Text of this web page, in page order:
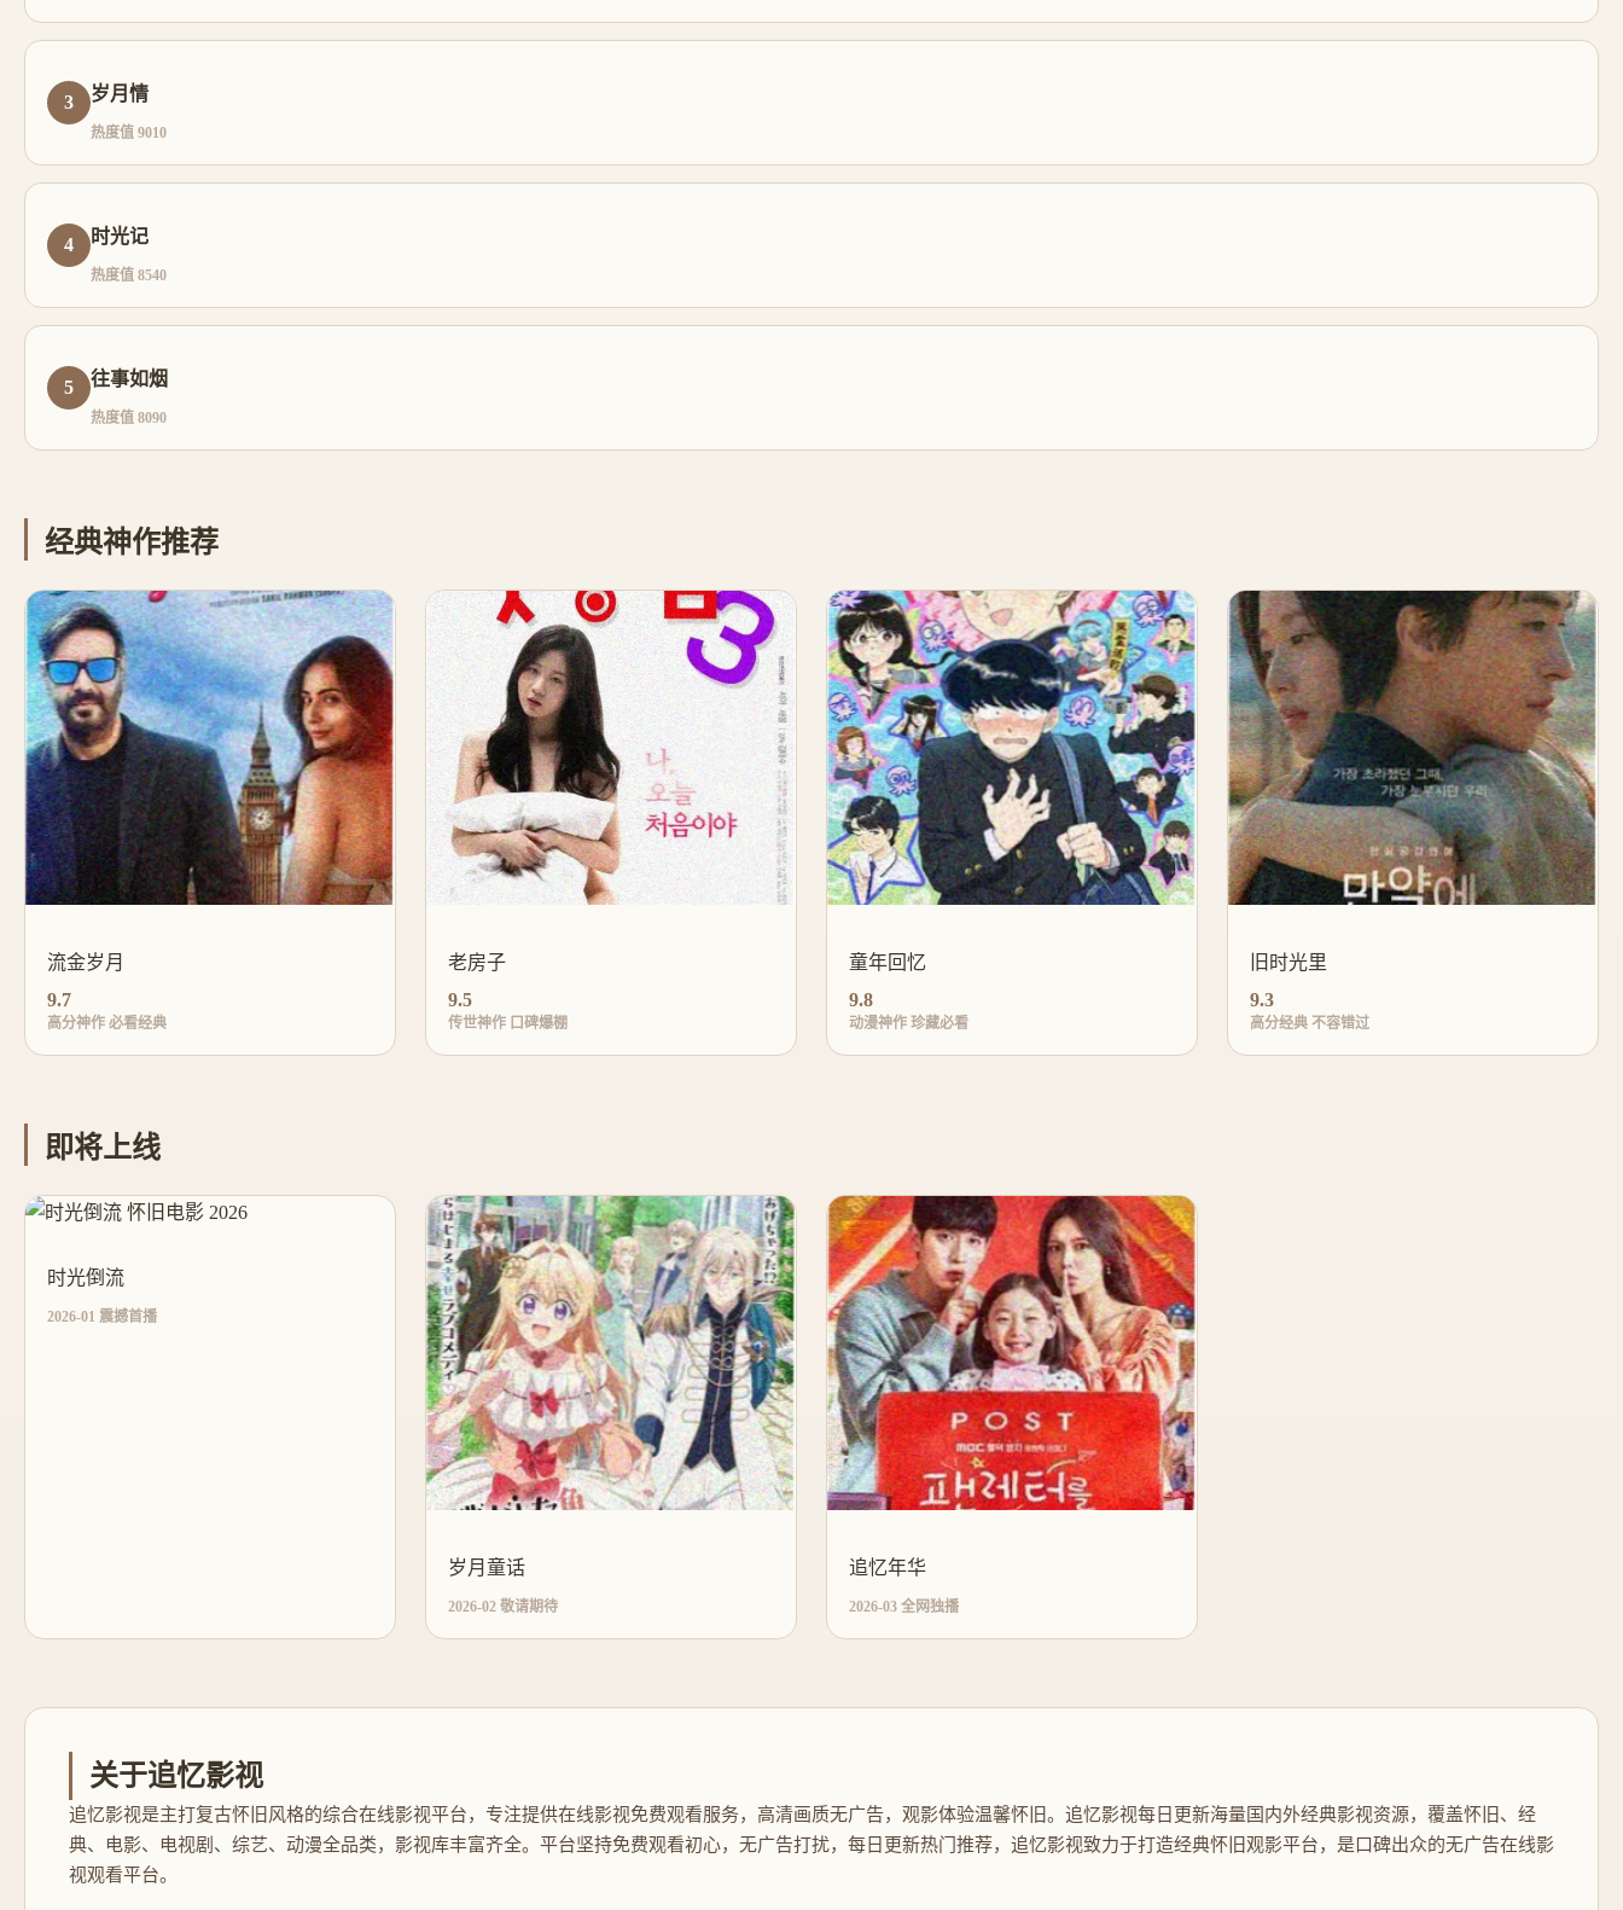
3 岁月情
热度值 9010
4 时光记
热度值 8540
5 往事如烟
热度值 8090
经典神作推荐
流金岁月
9.7
高分神作 必看经典
老房子
9.5
传世神作 口碑爆棚
童年回忆
9.8
动漫神作 珍藏必看
旧时光里
9.3
高分经典 不容错过
即将上线
时光倒流
2026-01 震撼首播
岁月童话
2026-02 敬请期待
追忆年华
2026-03 全网独播
关于追忆影视
追忆影视是主打复古怀旧风格的综合在线影视平台，专注提供在线影视免费观看服务，高清画质无广告，观影体验温馨怀旧。追忆影视每日更新海量国内外经典影视资源，覆盖怀旧、经
典、电影、电视剧、综艺、动漫全品类，影视库丰富齐全。平台坚持免费观看初心，无广告打扰，每日更新热门推荐，追忆影视致力于打造经典怀旧观影平台，是口碑出众的无广告在线影
视观看平台。